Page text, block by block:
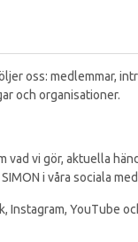
oss: medlemmar,
och organisationer.
vad vi gör, aktuella
i våra sociala
Instagram, YouTube